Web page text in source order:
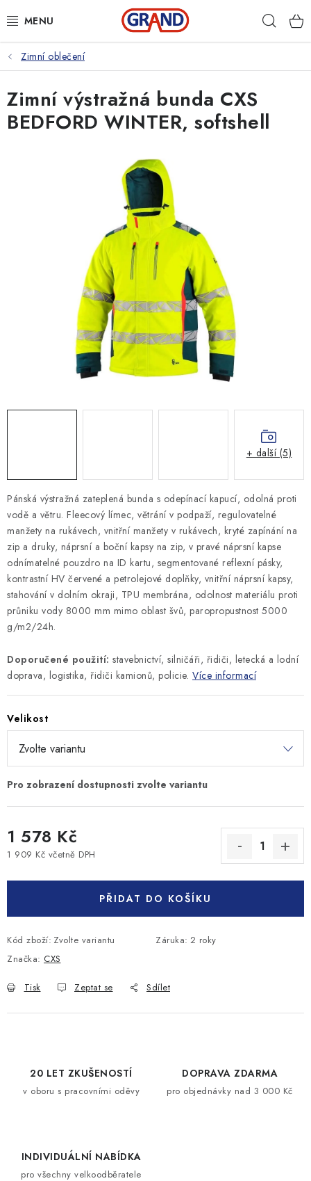
na
AKČNÍ NABÍDKA
PRACOVNÍ OBUV
PRACOVNÍ RUKAVICE
VOLNOČASOVÉ OBLEČENÍ
OCHRANNÉ POMŮCKY
MONTÁŽNÍ A STAVEBNÍ CHEMIE
Obchodní podmínky
GDPR
Zimní oblečení
Pánská výstražná zateplená bunda s odepínací kapucí, odolná proti
vodě a větru. Fleecový límec, větrání v podpaží, regulovatelné
manžety na rukávech, vnitřní manžety v rukávech, kryté zapínání na
zip a druky, náprsní a boční kapsy na zip, v pravé náprsní kapse
odnímatelné pouzdro na ID kartu, segmentované reflexní pásky,
kontrastní HV červené a petrolejové doplňky, vnitřní náprsní kapsy,
stahování v dolním okraji, TPU membrána, odolnost materiálu proti
průniku vody 8000 mm mimo oblast švů, paropropustnost 5000
g/m2/24h.
Doporučené použití: stavebnictví, silničáři, řidiči, letecká a lodní
doprava, logistika, řidiči kamionů, policie. Více informací
Velikost
1 578 Kč
1 909 Kč včetně DPH
PŘIDAT DO KOŠÍKU
Kód zboží: Zvolte variantu Záruka: 2 roky
Značka: CXS
Tisk Zeptat se Sdílet
Zimní výstražná bunda CXS
BEDFORD WINTER, softshell
+ další (5)
20 LET ZKUŠENOSTÍ
v oboru s pracovními oděvy
DOPRAVA ZDARMA
pro objednávky nad 3 000 Kč
INDIVIDUÁLNÍ NABÍDKA
pro všechny velkoodběratele